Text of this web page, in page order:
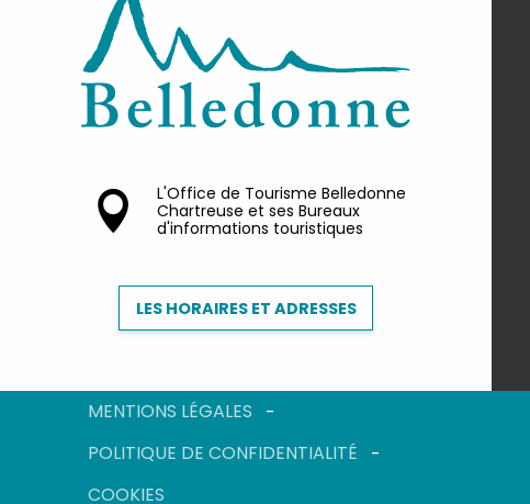
L'Office de Tourisme Belledonne
Chartreuse et ses Bureaux
d'informations touristiques
LES HORAIRES ET ADRESSES
MENTIONS LÉGALES
POLITIQUE DE CONFIDENTIALITÉ
COOKIES